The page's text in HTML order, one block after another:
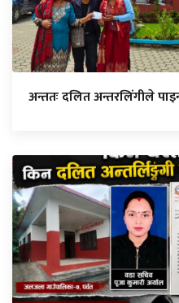
अन्ततः दलित अन्तरलिंगीले